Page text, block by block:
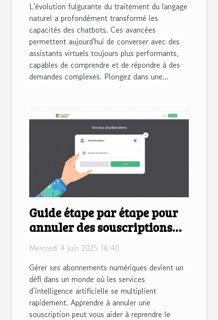
L'évolution fulgurante du traitement du langage
naturel a profondément transformé les
capacités des chatbots. Ces avancées
permettent aujourd'hui de converser avec des
assistants virtuels toujours plus performants,
capables de comprendre et de répondre à des
demandes complexes. Plongez dans une...
Guide étape par étape pour
annuler des souscriptions
aux services d'IA
Mercredi 4 juin 2025 16:40
Gérer ses abonnements numériques devient un
défi dans un monde où les services
d’intelligence artificielle se multiplient
rapidement. Apprendre à annuler une
souscription peut vous aider à reprendre le